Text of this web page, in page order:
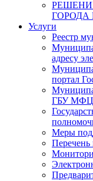
ГОРОДА
Услуги
Реестр
адресу
портал
ГБУ МФЦ
Меры
Перечень